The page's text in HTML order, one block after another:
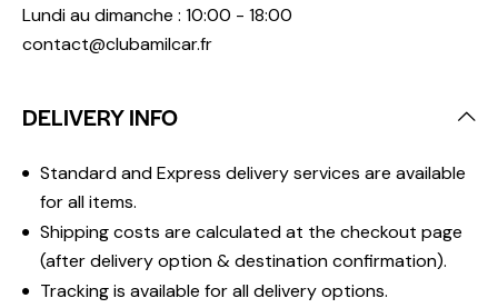
Lundi au dimanche : 10:00 - 18:00
contact@clubamilcar.fr
DELIVERY INFO
Standard and Express delivery services are available
for all items.
Shipping costs are calculated at the checkout page
(after delivery option & destination confirmation).
Tracking is available for all delivery options.